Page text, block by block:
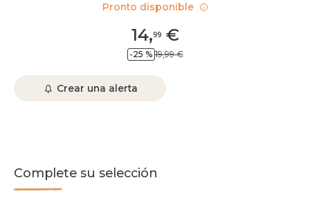
14,99€
-25 % 19,99 €
Crear una alerta
Complete su selección